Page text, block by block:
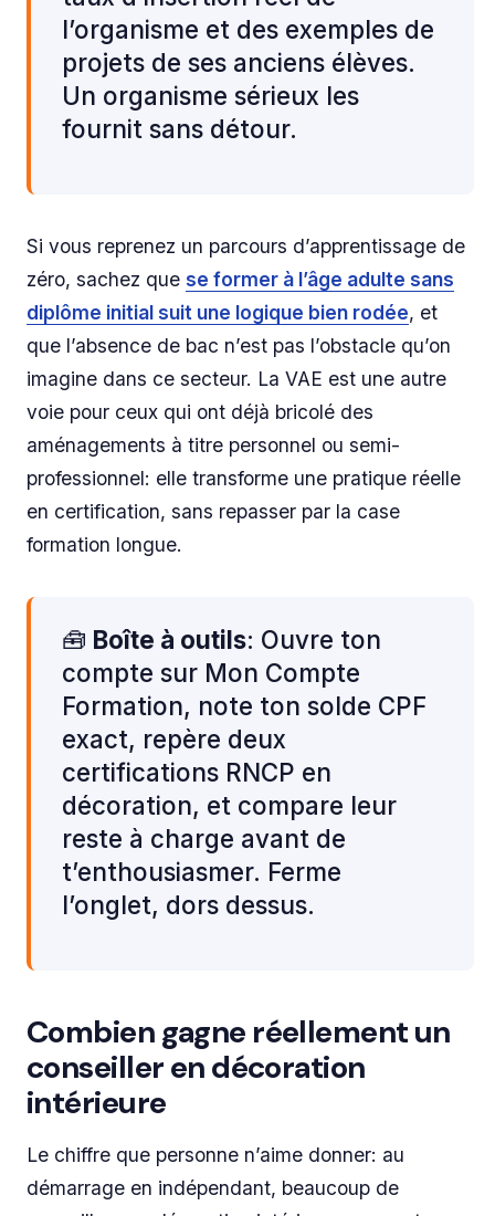
l’organisme et des exemples de
projets de ses anciens élèves.
Un organisme sérieux les
fournit sans détour.
Si vous reprenez un parcours d’apprentissage de
zéro, sachez que se former à l’âge adulte sans
diplôme initial suit une logique bien rodée, et
que l’absence de bac n’est pas l’obstacle qu’on
imagine dans ce secteur. La VAE est une autre
voie pour ceux qui ont déjà bricolé des
aménagements à titre personnel ou semi-
professionnel: elle transforme une pratique réelle
en certification, sans repasser par la case
formation longue.
🧰 Boîte à outils: Ouvre ton
compte sur Mon Compte
Formation, note ton solde CPF
exact, repère deux
certifications RNCP en
décoration, et compare leur
reste à charge avant de
t’enthousiasmer. Ferme
l’onglet, dors dessus.
Combien gagne réellement un
conseiller en décoration
intérieure
Le chiffre que personne n’aime donner: au
démarrage en indépendant, beaucoup de